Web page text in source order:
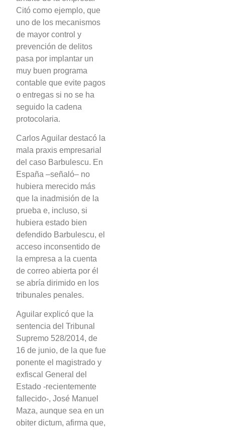
Citó como ejemplo, que
uno de los mecanismos
de mayor control y
prevención de delitos
pasa por implantar un
muy buen programa
contable que evite pagos
o entregas si no se ha
seguido la cadena
protocolaria.
Carlos Aguilar destacó la
mala praxis empresarial
del caso Barbulescu. En
España –señaló– no
hubiera merecido más
que la inadmisión de la
prueba e, incluso, si
hubiera estado bien
defendido Barbulescu, el
acceso inconsentido de
la empresa a la cuenta
de correo abierta por él
se abría dirimido en los
tribunales penales.
Aguilar explicó que la
sentencia del Tribunal
Supremo 528/2014, de
16 de junio, de la que fue
ponente el magistrado y
exfiscal General del
Estado -recientemente
fallecido-, José Manuel
Maza, aunque sea en un
obiter dictum, afirma que,